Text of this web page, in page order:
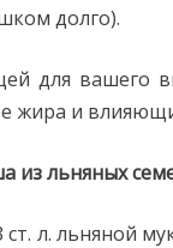
долго).
для вашего
жира и
из льняных
ст. л. льняной